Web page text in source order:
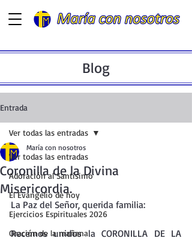
Blog
Entrada
Ver todas las entradas
Adoración al Santísimo
El Evangelio de hoy
Ejercicios Espirituales 2026
Oración de la mañana
Ver todas las entradas
Coronilla de la Divina
Misericordia.
María con nosotros
La Paz del Señor, querida familia:
Recemos unidos la CORONILLA DE LA